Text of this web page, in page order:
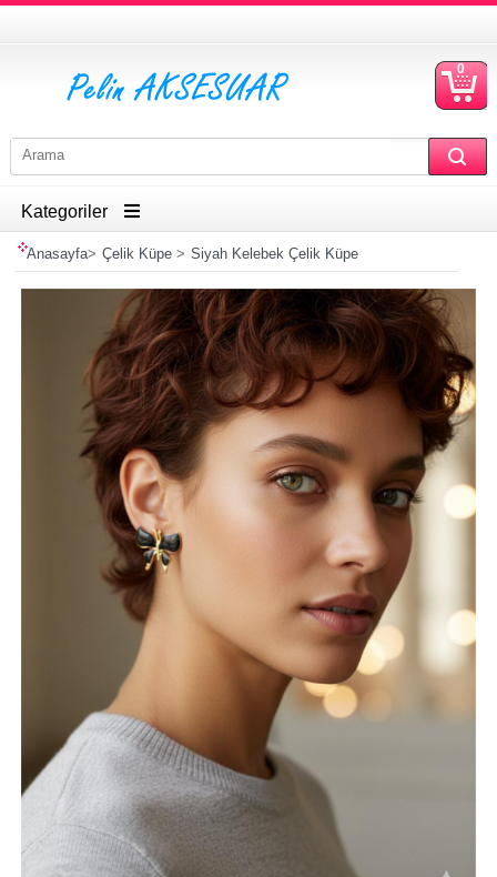
0
Kategoriler
Anasayfa> Çelik Küpe> Siyah Kelebek Çelik Küpe